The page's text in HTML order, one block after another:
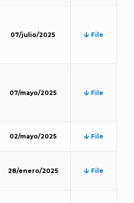
07/julio/2025 File
07/mayo/2025 File
02/mayo/2025 File
28/enero/2025 File